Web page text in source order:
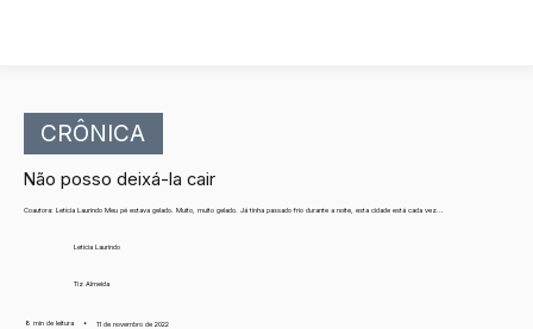
CRÔNICA
Não posso deixá-la cair
Coautora: Letícia Laurindo Meu pé estava gelado. Muito, muito gelado. Já tinha passado frio durante a noite, esta cidade está cada vez...
Letícia Laurindo
Tiz Almeida
8 min de leitura • 11 de novembro de 2022